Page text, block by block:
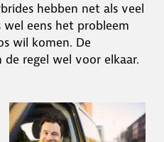
hebben net als veel
wel eens het probleem
wil komen. De
regel wel voor elkaar.